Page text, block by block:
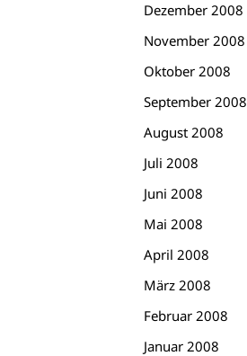
Dezember 2008
November 2008
Oktober 2008
September 2008
August 2008
Juli 2008
Juni 2008
Mai 2008
April 2008
März 2008
Februar 2008
Januar 2008